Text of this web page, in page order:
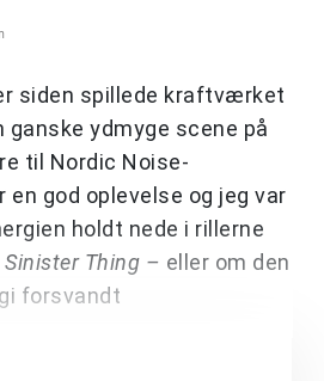
siden spillede kraftværket
ydmyge scene på
til Nordic Noise-
en god oplevelse og jeg var
holdt nede i rillerne
Sinister Thing – eller om den
forsvandt